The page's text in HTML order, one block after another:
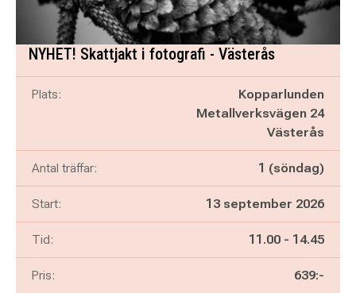
NYHET! Skattjakt i fotografi - Västerås
Plats:
Kopparlunden
Metallverksvägen 24
Västerås
Antal träffar: 1 (söndag)
Start: 13 september 2026
Tid: Pågår mellan
11.00 - och
14.45
Pris: 639:-